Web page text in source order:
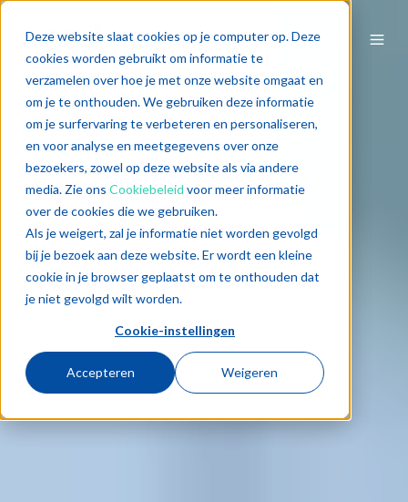
Deze website slaat cookies op je computer op. Deze
cookies worden gebruikt om informatie te
verzamelen over hoe je met onze website omgaat en
om je te onthouden. We gebruiken deze informatie
om je surfervaring te verbeteren en personaliseren,
en voor analyse en meetgegevens over onze
bezoekers, zowel op deze website als via andere
media. Zie ons Cookiebeleid voor meer informatie
over de cookies die we gebruiken.
Als je weigert, zal je informatie niet worden gevolgd
bij je bezoek aan deze website. Er wordt een kleine
cookie in je browser geplaatst om te onthouden dat
je niet gevolgd wilt worden.
Cookie-instellingen
Accepteren Weigeren